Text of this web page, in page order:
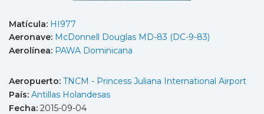
Matícula: HI977
Aeronave: McDonnell Douglas MD-83 (DC-9-83)
Aerolínea: PAWA Dominicana
Aeropuerto: TNCM - Princess Juliana International Airport
País: Antillas Holandesas
Fecha: 2015-09-04